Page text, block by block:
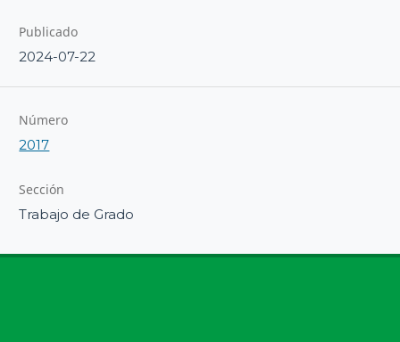
Publicado
2024-07-22
Número
2017
Sección
Trabajo de Grado